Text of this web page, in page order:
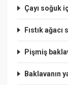
Çayı soğuk
Fıstık
Pişmiş
Baklavanın